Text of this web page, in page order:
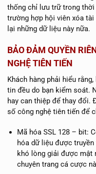
thống chỉ lưu trữ trong
trường hợp hội viên xóa
lại những dữ liệu này nữa.
BẢO ĐẢM QUYỀN
NGHỆ TIÊN TIẾN
Khách hàng phải hiểu
tin đều do bạn kiểm soát.
hay can thiệp để thay đổi.
số công nghệ tiên tiến để
Mã hóa SSL 128 – bit:
hóa dữ liệu được
khó lòng giải được mật
chuyên trang cá cược